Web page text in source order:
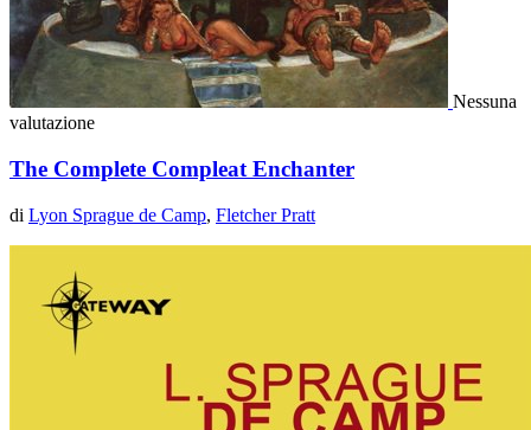
Nessuna
valutazione
The Complete Compleat Enchanter
di Lyon Sprague de Camp, Fletcher Pratt